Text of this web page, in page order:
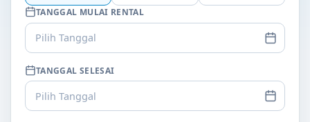
TANGGAL MULAI RENTAL
Pilih Tanggal
TANGGAL SELESAI
Pilih Tanggal